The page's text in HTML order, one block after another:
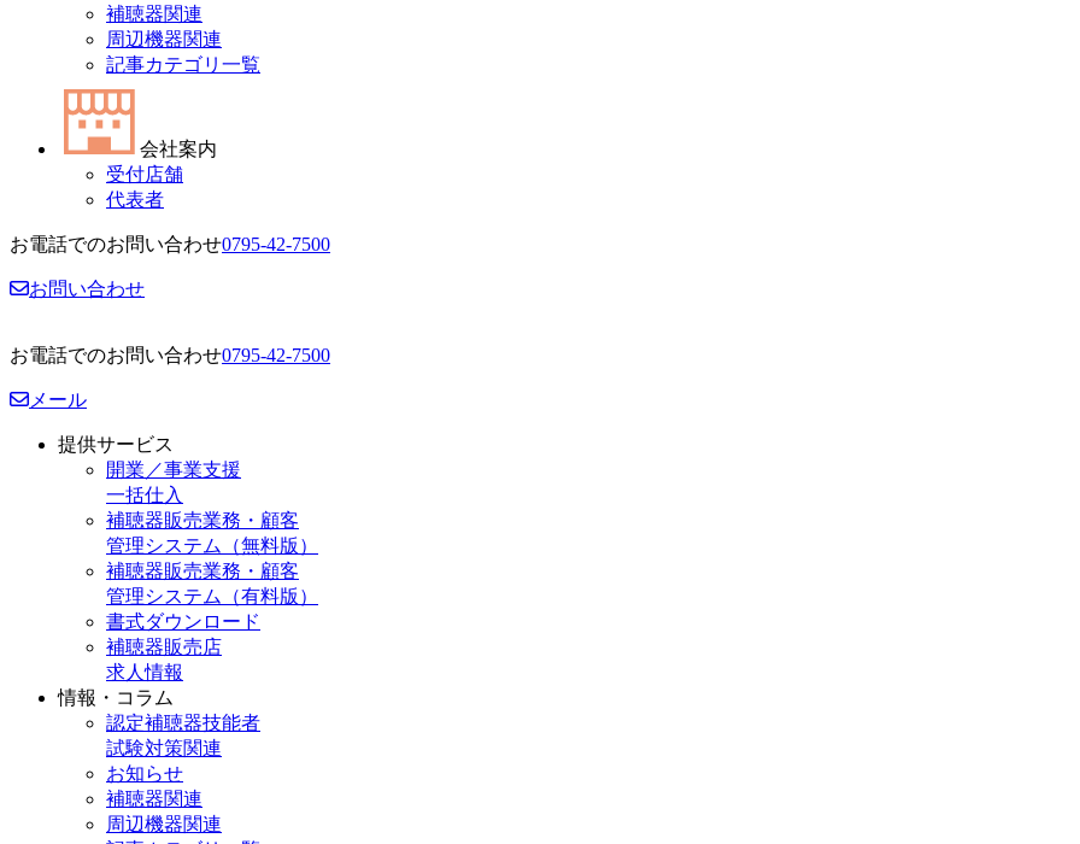
補聴器関連
周辺機器関連
記事カテゴリ一覧
会社案内
受付店舗
代表者
お電話でのお問い合わせ0795-42-7500
お問い合わせ
お電話でのお問い合わせ0795-42-7500
メール
提供サービス
開業／事業支援
一括仕入
補聴器販売業務・顧客
管理システム（無料版）
補聴器販売業務・顧客
管理システム（有料版）
書式ダウンロード
補聴器販売店
求人情報
情報・コラム
認定補聴器技能者
試験対策関連
お知らせ
補聴器関連
周辺機器関連